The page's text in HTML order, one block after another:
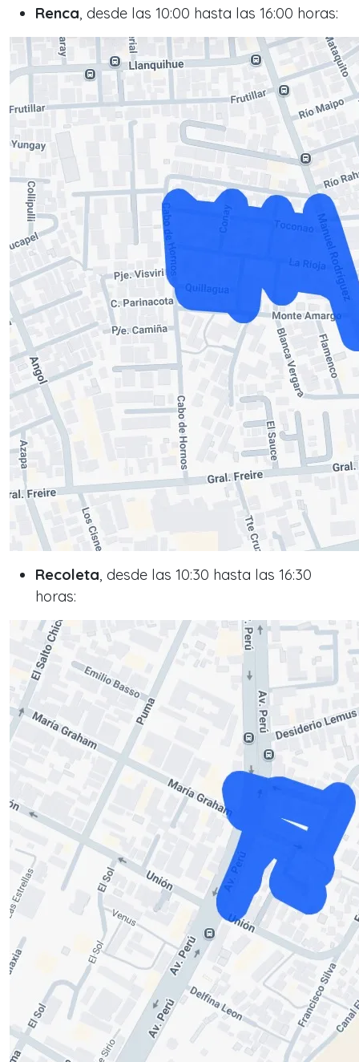
Renca, desde las 10:00 hasta las 16:00 horas:
Recoleta, desde las 10:30 hasta las 16:30
horas: